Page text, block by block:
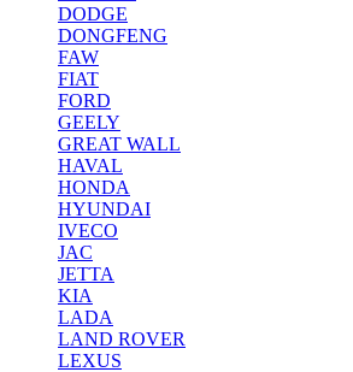
DODGE
DONGFENG
FAW
FIAT
FORD
GEELY
GREAT WALL
HAVAL
HONDA
HYUNDAI
IVECO
JAC
JETTA
KIA
LADA
LAND ROVER
LEXUS